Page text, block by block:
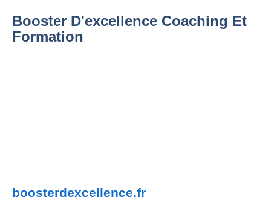
Booster D'excellence Coaching Et
Formation
boosterdexcellence.fr